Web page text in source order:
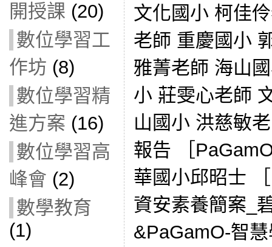
開授課 (20)
數位學習工
作坊 (8)
數位學習精
進方案 (16)
數位學習高
峰會 (2)
數學教育
(1)
文化國小 柯佳
老師 重慶國小
雅菁老師 海山
小 莊雯心老師
山國小 洪慈敏
報告 ［
華國小邱昭士
資安素養簡案_
&PaGamO-智